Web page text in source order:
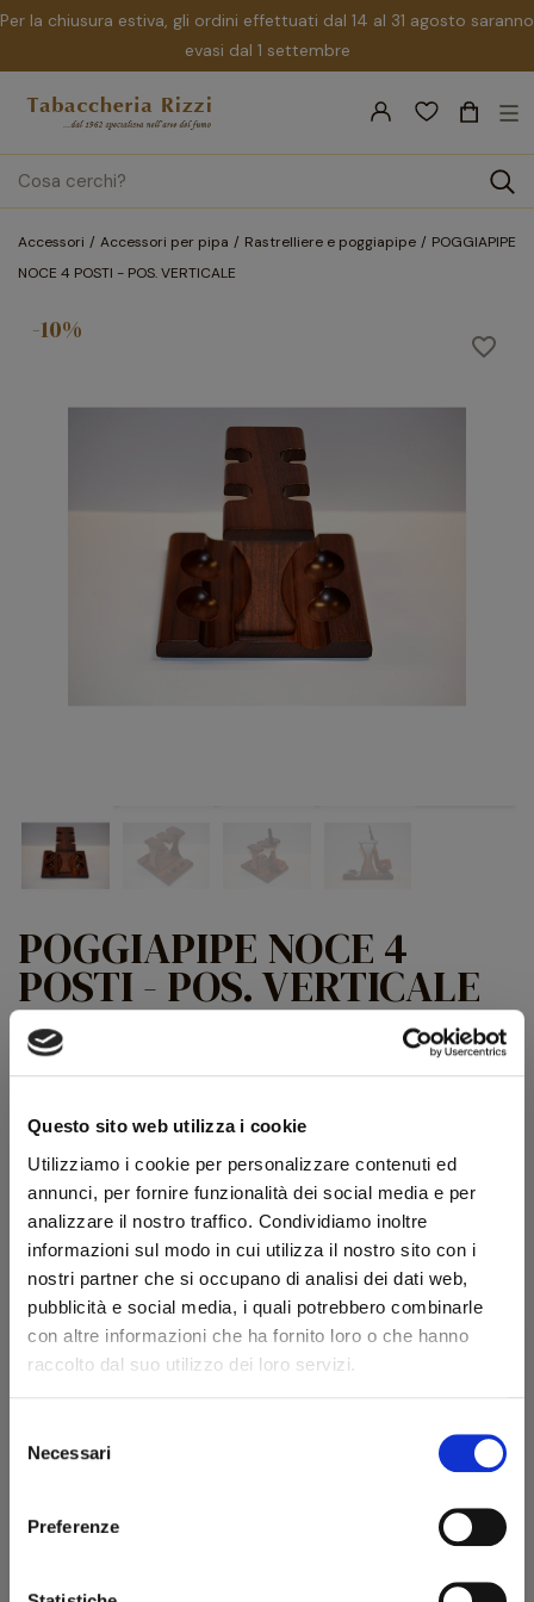
Questo sito web utilizza i cookie
Utilizziamo i cookie per personalizzare contenuti ed
annunci, per fornire funzionalità dei social media e per
analizzare il nostro traffico. Condividiamo inoltre
informazioni sul modo in cui utilizza il nostro sito con i
nostri partner che si occupano di analisi dei dati web,
pubblicità e social media, i quali potrebbero combinarle
con altre informazioni che ha fornito loro o che hanno
raccolto dal suo utilizzo dei loro servizi.
delNecessari
Preferenze
Per la chiusura estiva, gli ordini effettuati dal 14 al 31 agosto saranno
evasi dal 1 settembre
search
☰
Accessori Accessori per pipa Rastrelliere e poggiapipe
POGGIAPIPE
NOCE 4 POSTI - POS. VERTICALE
favorite_border
-10%
POGGIAPIPE NOCE 4
POSTI - POS. VERTICALE
Noce verticale 4
Marca:
La pipa non è inclusa e compare nelle foto a solo scopo
esemplificativo.
65,00 € 58,50 € IVA inclusa
47,95 € IVA esclusa